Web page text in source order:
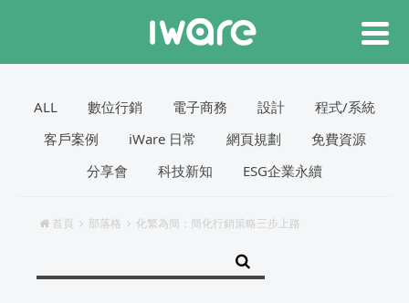
ALL 數位行銷 電子商務 設計
程式/系統
客戶案例
iWare 日常 網頁規劃
免費資源
分享會
科技新知 ESG企業永續
首頁 部落格 化繁為簡：簡化行銷策略三步上路